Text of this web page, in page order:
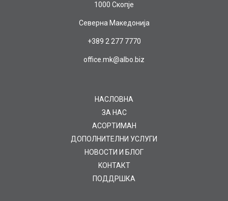
1000 Скопје
Северна Македонија
+389 2 277 7770
office.mk@albo.biz
НАСЛОВНА
ЗА НАС
AСОРТИМАН
ДОПОЛНИТЕЛНИ УСЛУГИ
НОВОСТИ И БЛОГ
KOНТАКТ
ПОДДРШКА